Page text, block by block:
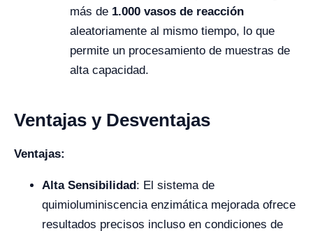
más de 1.000 vasos de reacción
aleatoriamente al mismo tiempo, lo que
permite un procesamiento de muestras de
alta capacidad.
Ventajas y Desventajas
Ventajas:
Alta Sensibilidad: El sistema de
quimioluminiscencia enzimática mejorada ofrece
resultados precisos incluso en condiciones de